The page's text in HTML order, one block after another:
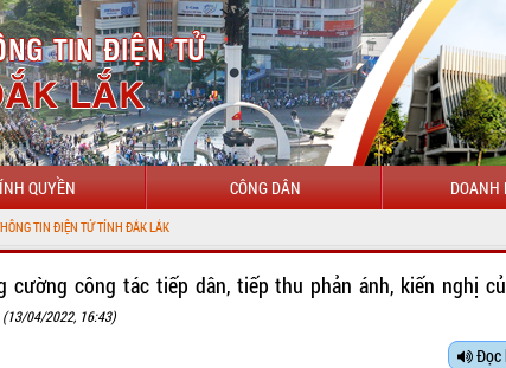
QUYỀN CÔNG DÂN DOANH
cường công tác tiếp dân, tiếp thu phản ánh, kiến nghị
(13/04/2022, 16:43)
Đọc